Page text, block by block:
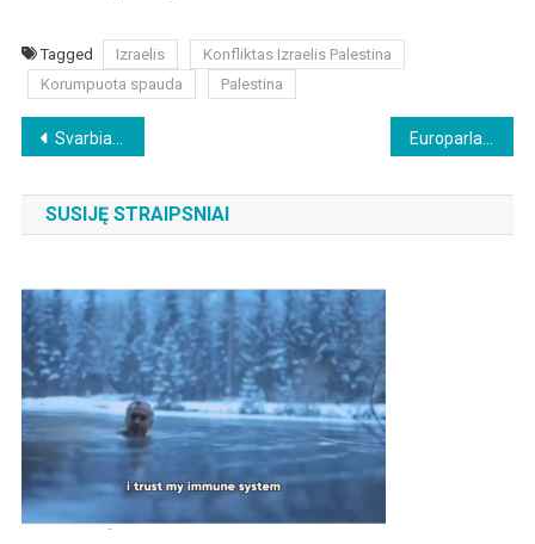
Tagged Izraelis
Konfliktas Izraelis Palestina
Korumpuota spauda
Palestina
Beitragsnavigation
Svarbiausias Izraelio laikraštis: kaltas Netanyahu
SUSIJĘ STRAIPSNIAI